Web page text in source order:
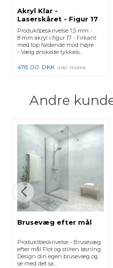
Akryl Klar -
Laserskåret - Figur 17
Produktbeskrivelse 1,5 mm -
8 mm akryl i figur 17 - Firkant
med top faldende mod højre
- Vælg ønskede tykkels...
478,00 DKK inkl. moms
Andre
Brusevæg efter mål
Produktbeskrivelse - Brusevæg
efter mål Flot og stilren løsning.
Design din egen brusevæg og
se med det sa...